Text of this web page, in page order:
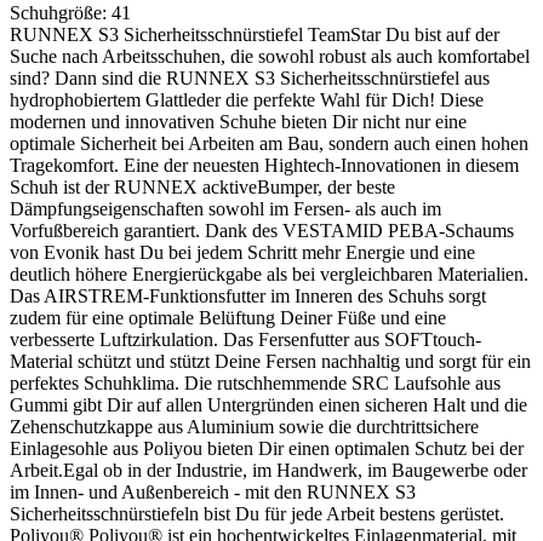
Schuhgröße: 41
RUNNEX S3 Sicherheitsschnürstiefel TeamStar Du bist auf der
Suche nach Arbeitsschuhen, die sowohl robust als auch komfortabel
sind? Dann sind die RUNNEX S3 Sicherheitsschnürstiefel aus
hydrophobiertem Glattleder die perfekte Wahl für Dich! Diese
modernen und innovativen Schuhe bieten Dir nicht nur eine
optimale Sicherheit bei Arbeiten am Bau, sondern auch einen hohen
Tragekomfort. Eine der neuesten Hightech-Innovationen in diesem
Schuh ist der RUNNEX acktiveBumper, der beste
Dämpfungseigenschaften sowohl im Fersen- als auch im
Vorfußbereich garantiert. Dank des VESTAMID PEBA-Schaums
von Evonik hast Du bei jedem Schritt mehr Energie und eine
deutlich höhere Energierückgabe als bei vergleichbaren Materialien.
Das AIRSTREM-Funktionsfutter im Inneren des Schuhs sorgt
zudem für eine optimale Belüftung Deiner Füße und eine
verbesserte Luftzirkulation. Das Fersenfutter aus SOFTtouch-
Material schützt und stützt Deine Fersen nachhaltig und sorgt für ein
perfektes Schuhklima. Die rutschhemmende SRC Laufsohle aus
Gummi gibt Dir auf allen Untergründen einen sicheren Halt und die
Zehenschutzkappe aus Aluminium sowie die durchtrittsichere
Einlagesohle aus Poliyou bieten Dir einen optimalen Schutz bei der
Arbeit.Egal ob in der Industrie, im Handwerk, im Baugewerbe oder
im Innen- und Außenbereich - mit den RUNNEX S3
Sicherheitsschnürstiefeln bist Du für jede Arbeit bestens gerüstet.
Poliyou® Poliyou® ist ein hochentwickeltes Einlagenmaterial, mit